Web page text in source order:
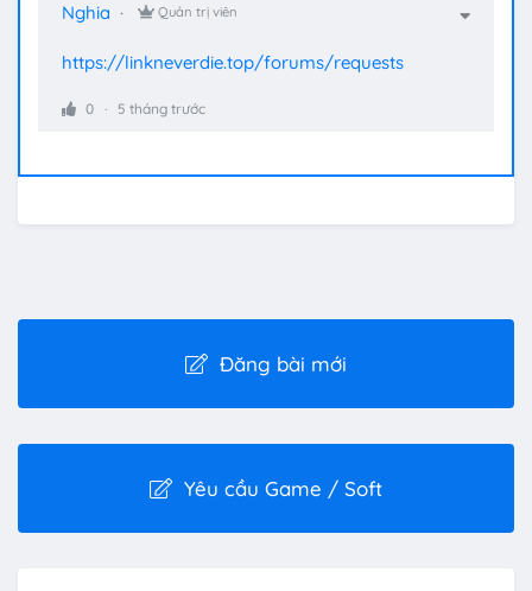
Nghia Quản trị viên
https://linkneverdie.top/forums/requests
0 5 tháng trước
Đăng bài mới
Yêu cầu Game / Soft